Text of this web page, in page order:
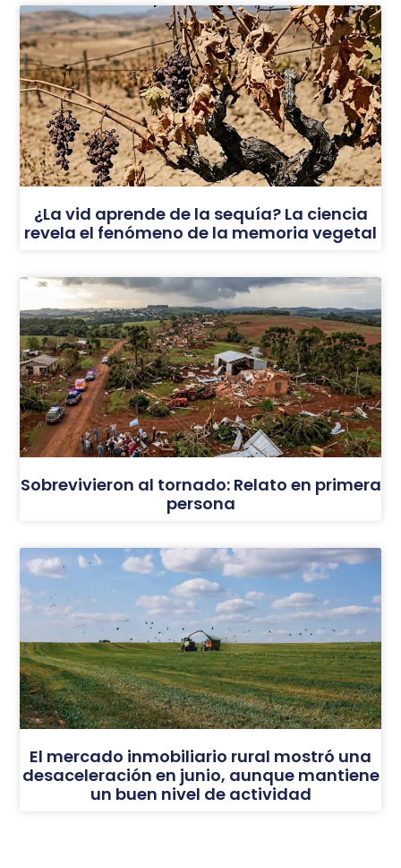
¿La vid aprende de la sequía? La ciencia
revela el fenómeno de la memoria vegetal
Sobrevivieron al tornado: Relato en primera
persona
El mercado inmobiliario rural mostró una
desaceleración en junio, aunque mantiene
un buen nivel de actividad